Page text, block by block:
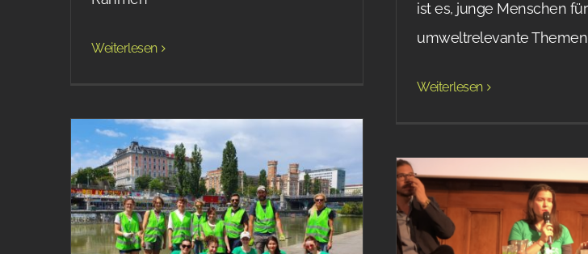
Weiterlesen
ist es, junge Menschen für
umweltrelevante Themen
Weiterlesen
Zigarettenstummel
Cleanup am Donaukanal